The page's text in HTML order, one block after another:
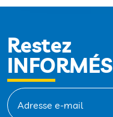
Restez
INFORMÉS